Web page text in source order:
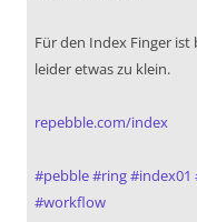
Für den Index Finger
leider etwas zu klein.
repebble.com/index
#pebble#ring#index01
#workflow